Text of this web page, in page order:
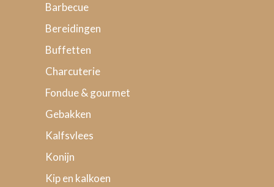
Barbecue
Bereidingen
Buffetten
Charcuterie
Fondue & gourmet
Gebakken
Kalfsvlees
Konijn
Kip en kalkoen